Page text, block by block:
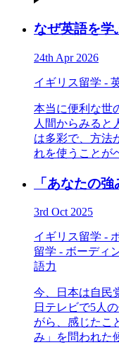
なぜ英語を学
24th Apr 2026
イギリス留学 -
本当に便利な世
人間からみると
は多彩で、方法
れを使うことが
「あなたの
3rd Oct 2025
イギリス留学 -
留学 - ボーディ
語力
今、日本は自民
日テレビで5人
がら、感じたこ
み」を問われた